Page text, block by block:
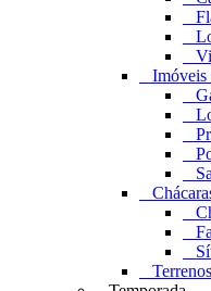
Imóveis